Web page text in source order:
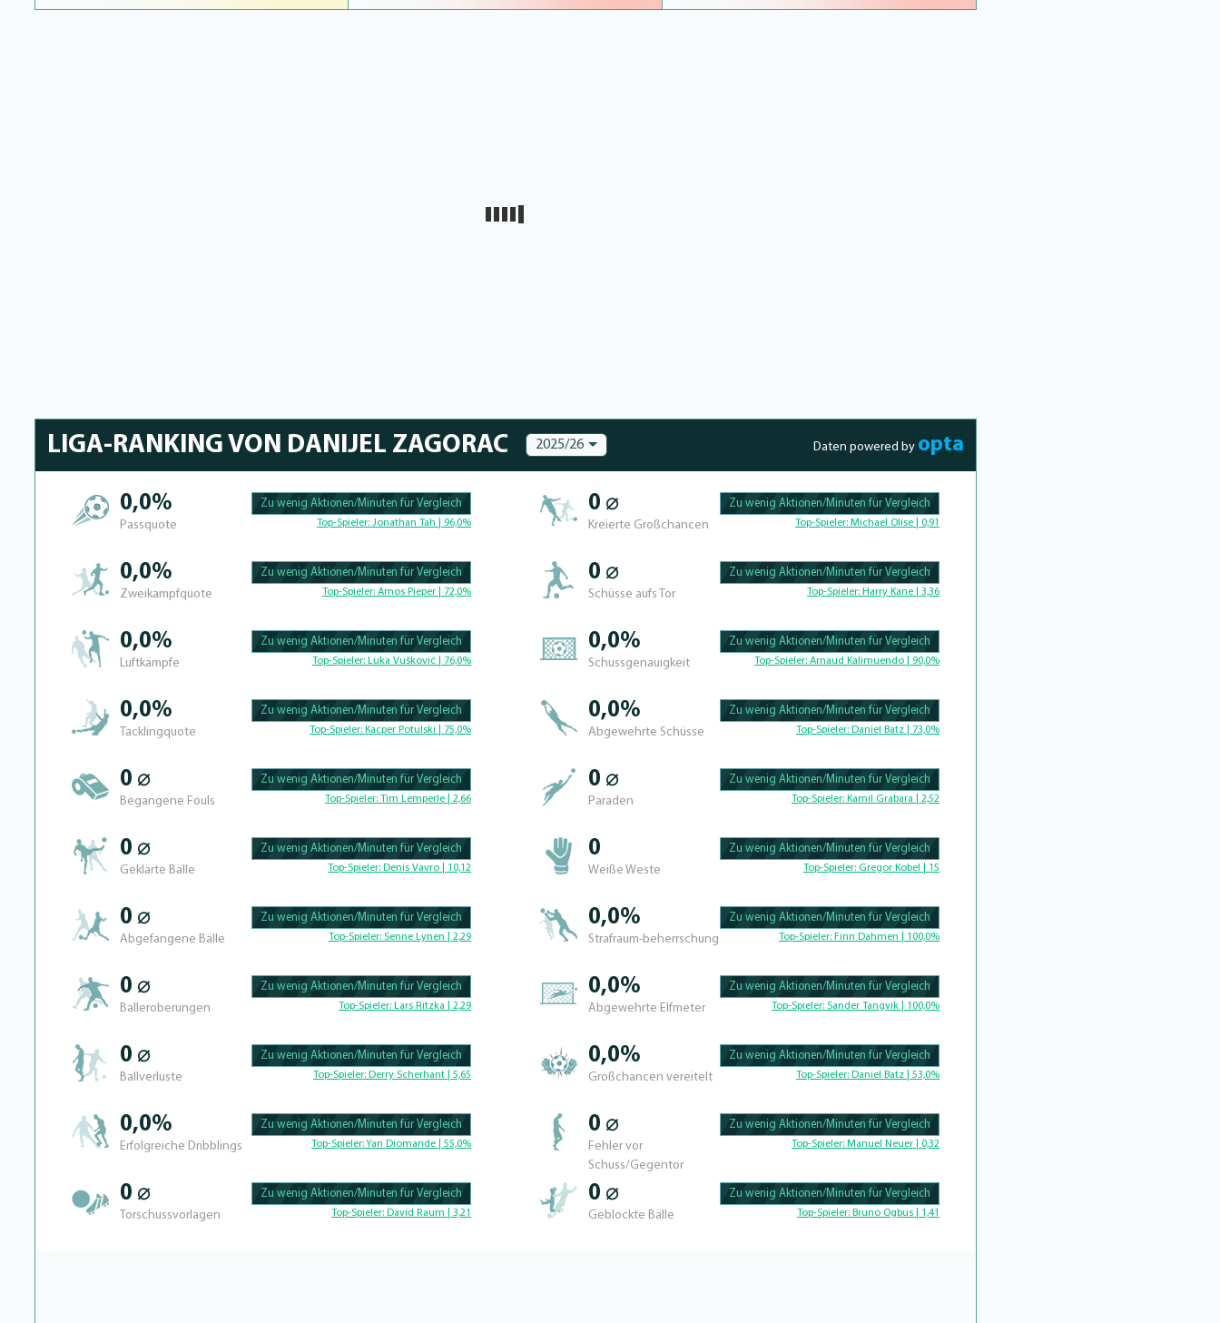
LIGA-RANKING VON DANIJEL ZAGORAC 2025/26 Daten powered by opta
0,0%
Passquote
100.39682539683% Complete
Zu wenig Aktionen/Minuten für Vergleich
Top-Spieler: Jonathan Tah | 96,0%
0,0%
Zweikampfquote
100.390625% Complete
Zu wenig Aktionen/Minuten für Vergleich
Top-Spieler: Amos Pieper | 72,0%
0,0%
Luftkämpfe
100.41493775934% Complete
Zu wenig Aktionen/Minuten für Vergleich
Top-Spieler: Luka Vušković | 76,0%
0,0%
Tacklingquote
100.39682539683% Complete
Zu wenig Aktionen/Minuten für Vergleich
Top-Spieler: Kacper Potulski | 75,0%
0 ⌀
Begangene Fouls
100.4% Complete
Zu wenig Aktionen/Minuten für Vergleich
Top-Spieler: Tim Lemperle | 2,66
0 ⌀
Geklärte Bälle
100.46728971963% Complete
Zu wenig Aktionen/Minuten für Vergleich
Top-Spieler: Denis Vavro | 10,12
0 ⌀
Abgefangene Bälle
100.43859649123% Complete
Zu wenig Aktionen/Minuten für Vergleich
Top-Spieler: Senne Lynen | 2,29
0 ⌀
Balleroberungen
100.40650406504% Complete
Zu wenig Aktionen/Minuten für Vergleich
Top-Spieler: Lars Ritzka | 2,29
0 ⌀
Ballverluste
100.47619047619% Complete
Zu wenig Aktionen/Minuten für Vergleich
Top-Spieler: Derry Scherhant | 5,65
0,0%
Erfolgreiche Dribblings
100.46296296296% Complete
Zu wenig Aktionen/Minuten für Vergleich
Top-Spieler:Yan Diomande | 55,0%
0 ⌀
Torschussvorlagen
100.4329004329% Complete
Zu wenig Aktionen/Minuten für Vergleich
Top-Spieler: David Raum | 3,21
0 ⌀
Kreierte Großchancen
100.625% Complete
Zu wenig Aktionen/Minuten für Vergleich
Top-Spieler: Michael Olise | 0,91
0 ⌀
Schüsse aufs Tor
100.46296296296% Complete
Zu wenig Aktionen/Minuten für Vergleich
Top-Spieler: Harry Kane | 3,36
0,0%
Schussgenauigkeit
100.42735042735% Complete
Zu wenig Aktionen/Minuten für Vergleich
Top-Spieler: Arnaud Kalimuendo | 90,0%
0,0%
Abgewehrte Schüsse
104.7619047619% Complete
Zu wenig Aktionen/Minuten für Vergleich
Top-Spieler: Daniel Batz | 73,0%
0 ⌀
Paraden
104.7619047619% Complete
Zu wenig Aktionen/Minuten für Vergleich
Top-Spieler: Kamil Grabara | 2,52
0
Weiße Weste
104.7619047619% Complete
Zu wenig Aktionen/Minuten für Vergleich
Top-Spieler: Gregor Kobel | 15
0,0%
Strafraum-beherrschung
104.7619047619% Complete
Zu wenig Aktionen/Minuten für Vergleich
Top-Spieler: Finn Dahmen | 100,0%
0,0%
Abgewehrte Elfmeter
104.16666666667% Complete
Zu wenig Aktionen/Minuten für Vergleich
Top-Spieler: Sander Tangvik | 100,0%
0,0%
Großchancen vereitelt
104.7619047619% Complete
Zu wenig Aktionen/Minuten für Vergleich
Top-Spieler: Daniel Batz | 53,0%
0 ⌀
Fehler vor
Schuss/Gegentor
100.56497175141% Complete
Zu wenig Aktionen/Minuten für Vergleich
Top-Spieler: Manuel Neuer | 0,32
0 ⌀
Geblockte Bälle
100.46728971963% Complete
Zu wenig Aktionen/Minuten für Vergleich
Top-Spieler: Bruno Ogbus | 1,41